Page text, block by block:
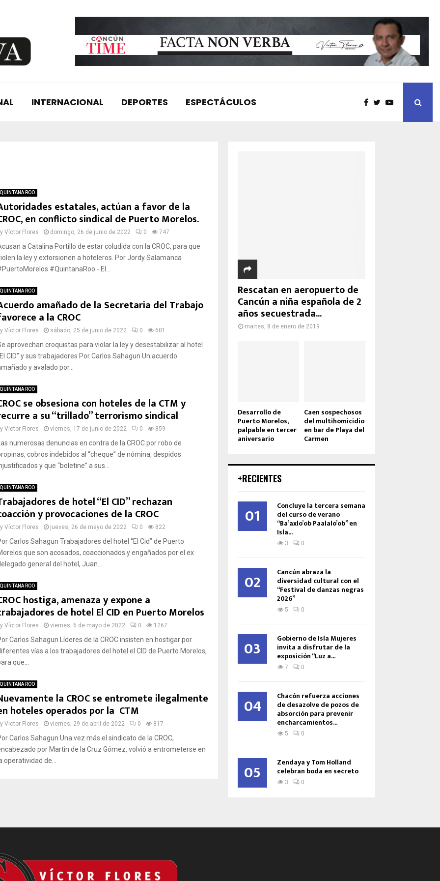
INTERNACIONAL DEPORTES ESPECTÁCULOS
QUINTANA ROO
estatales, actúan a favor de la
en conflicto sindical de Puerto Morelos.
Víctor Flores domingo, 26 de junio de 2022 0 747
a Catalina Portillo de estar coludida con la CROC, para que
la ley y extorsionen a hoteleros. Por Jordy Salamanca
#QuintanaRoo.- El...
QUINTANA ROO
amañado de la Secretaria del Trabajo
a la CROC
Víctor Flores sábado, 25 de junio de 2022 0 601
aprovechan croquistas para violar la ley y desestabilizar al hotel
CID” y sus trabajadores Por Carlos Sahagun Un acuerdo
y avalado por...
QUINTANA ROO
se obsesiona con hoteles de la CTM y
a su “trillado” terrorismo sindical
Víctor Flores viernes, 17 de junio de 2022 0 859
numerosas denuncias en contra de la CROC por robo de
cobros indebidos al “cheque” de nómina, despidos
y que “boletine” a sus...
QUINTANA ROO
de hotel “El CID” rechazan
y provocaciones de la CROC
Víctor Flores jueves, 26 de mayo de 2022 0 822
Carlos Sahagun Trabajadores del hotel “El Cid” de Puerto
que son acosados, coaccionados y engañados por el ex
general del hotel, Juan...
QUINTANA ROO
hostiga, amenaza y expone a
de hotel El CID en Puerto Morelos
Víctor Flores viernes, 6 de mayo de 2022 0 1267
Carlos Sahagun Líderes de la CROC insisten en hostigar por
vías a los trabajadores del hotel el CID de Puerto Morelos,
que...
QUINTANA ROO
la CROC se entromete ilegalmente
hoteles operados por la CTM
Víctor Flores viernes, 29 de abril de 2022 0 817
Carlos Sahagun Una vez más el sindicato de la CROC,
por Martin de la Cruz Gómez, volvió a entrometerse en
operatividad de...
Rescatan en aeropuerto de
Cancún a niña española de 2
años secuestrada...
martes, 8 de enero de 2019
Desarrollo de
Puerto Morelos,
palpable en tercer
aniversario
Caen sospechosos
del multihomicidio
en bar de Playa del
Carmen
+RECIENTES
01 Concluye la tercera semana
del curso de verano
“Ba’axlo’ob Paalalo’ob” en
Isla...
3 0
02 Cancún abraza la
diversidad cultural con el
“Festival de danzas negras
2026”
5 0
03 Gobierno de Isla Mujeres
invita a disfrutar de la
exposición “Luz a...
7 0
04 Chacón refuerza acciones
de desazolve de pozos de
absorción para prevenir
encharcamientos...
5 0
05 Zendaya y Tom Holland
celebran boda en secreto
3 0